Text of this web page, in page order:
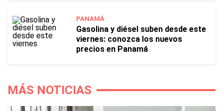
PANAMÁ
Gasolina y diésel suben desde este
viernes: conozca los nuevos
precios en Panamá
MÁS NOTICIAS